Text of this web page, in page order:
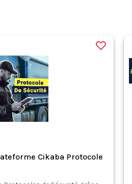
Cikaba Protocole